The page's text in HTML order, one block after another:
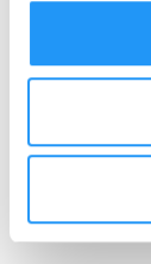
Praktiske